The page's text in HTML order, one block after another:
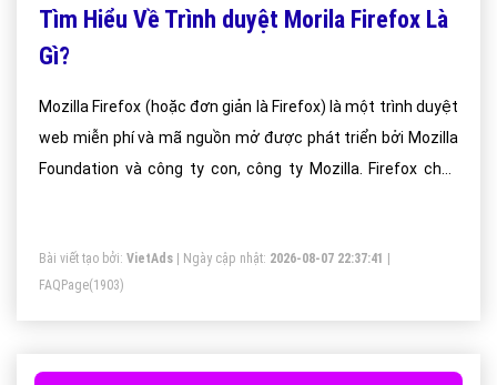
Tìm Hiểu Về Trình duyệt Morila Firefox Là
Gì?
Mozilla Firefox (hoặc đơn giản là Firefox) là một trình duyệt
web miễn phí và mã nguồn mở được phát triển bởi Mozilla
Foundation và công ty con, công ty Mozilla. Firefox chạy
Bài viết tạo bởi: VietAds | Ngày cập nhật: 2026-08-07 22:37:41
FAQPage(1903)